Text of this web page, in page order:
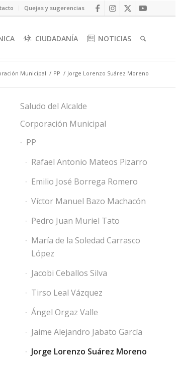
Quejas y sugerencias
CIUDADANÍA NOTICIAS
Municipal / PP / Jorge Lorenzo Suárez Moreno
Saludo del Alcalde
Corporación Municipal
PP
Rafael Antonio Mateos Pizarro
Emilio José Borrega Romero
Víctor Manuel Bazo Machacón
Pedro Juan Muriel Tato
María de la Soledad Carrasco
López
Jacobi Ceballos Silva
Tirso Leal Vázquez
Ángel Orgaz Valle
Jaime Alejandro Jabato García
Jorge Lorenzo Suárez Moreno